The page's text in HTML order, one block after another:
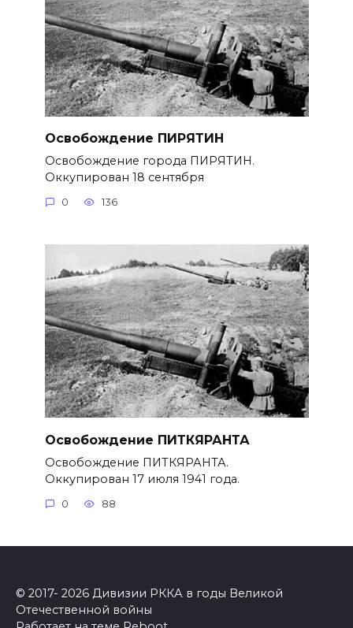
Освобождение ПИРЯТИН
Освобождение города ПИРЯТИН.
Оккупирован 18 сентября
0 136
Освобождение ПИТКЯРАНТА
Освобождение ПИТКЯРАНТА.
Оккупирован 17 июля 1941 года.
0 88
© 2017- 2026 Дивизии РККА в годы Великой
Отечественной войны